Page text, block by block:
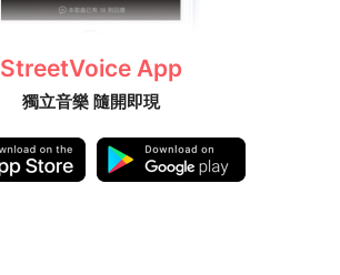
StreetVoice App
獨立音樂 隨開即現